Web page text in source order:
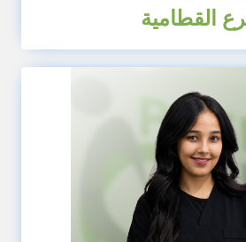
القطامية